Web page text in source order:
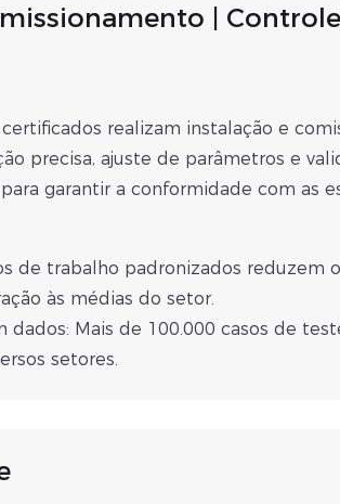
|
realizam instalação e
precisa, ajuste de parâmetros e
garantir a conformidade com as
de trabalho padronizados reduzem
às médias do setor.
dados: Mais de 100.000 casos de
setores.